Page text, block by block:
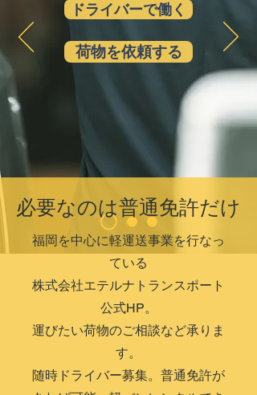
ドライバーで働く
荷物を依頼する
​必要なのは普通免許だけ
福岡を中心に軽運送事業を行なっ
ている
株式会社エテルナトランスポート
公式HP。
運びたい荷物のご相談など承りま
す。
随時ドライバー募集。普通免許が